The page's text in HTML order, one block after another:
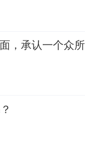
，承认一个众所